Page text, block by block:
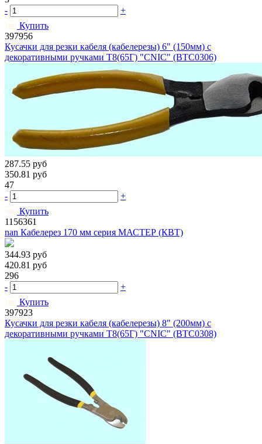
-
+
Купить
397956
Кусачки для резки кабеля (кабелерезы) 6" (150мм) с
декоративными ручками Т8(65Г) "CNIC" (BTC0306)
287.55 руб
350.81 руб
47
-
+
Купить
1156361
nan Кабелерез 170 мм серия МАСТЕР (КВТ)
344.93 руб
420.81 руб
296
-
+
Купить
397923
Кусачки для резки кабеля (кабелерезы) 8" (200мм) с
декоративными ручками Т8(65Г) "CNIC" (BTC0308)